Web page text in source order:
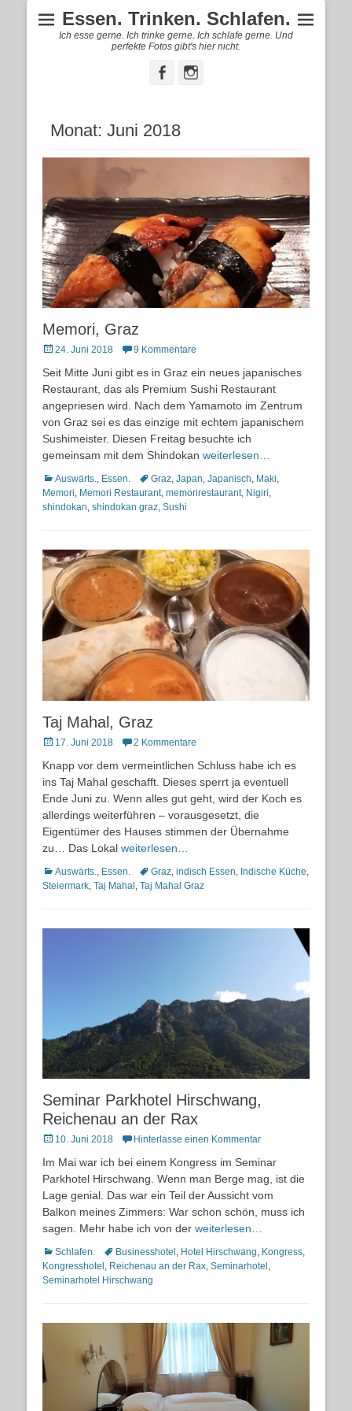
Essen. Trinken. Schlafen.
Ich esse gerne. Ich trinke gerne. Ich schlafe gerne. Und
perfekte Fotos gibt's hier nicht.
FacebookInstagram
Monat: Juni 2018
Memori, Graz
Posted
24. Juni 2018 9 Kommentare
Seit Mitte Juni gibt es in Graz ein neues japanisches
Restaurant, das als Premium Sushi Restaurant
angepriesen wird. Nach dem Yamamoto im Zentrum
von Graz sei es das einzige mit echtem japanischem
Sushimeister. Diesen Freitag besuchte ich
gemeinsam mit dem Shindokan weiterlesen…
Kategorien
Auswärts., Essen. Schlagworte
Graz, Japan, Japanisch, Maki,
Memori, Memori Restaurant, memorirestaurant, Nigiri,
shindokan, shindokan graz, Sushi
Taj Mahal, Graz
Posted17. Juni 2018 2 Kommentare
Knapp vor dem vermeintlichen Schluss habe ich es
ins Taj Mahal geschafft. Dieses sperrt ja eventuell
Ende Juni zu. Wenn alles gut geht, wird der Koch es
allerdings weiterführen – vorausgesetzt, die
Eigentümer des Hauses stimmen der Übernahme
zu… Das Lokal weiterlesen…
Kategorien
Auswärts. Essen. Schlagworte
Graz indisch Essen Indische Küche
Steiermark Taj Mahal Taj Mahal Graz
Seminar Parkhotel Hirschwang,
Reichenau an der Rax
Posted
10. Juni 2018 Hinterlasse einen Kommentar
Im Mai war ich bei einem Kongress im Seminar
Parkhotel Hirschwang. Wenn man Berge mag, ist die
Lage genial. Das war ein Teil der Aussicht vom
Balkon meines Zimmers: War schon schön, muss ich
sagen. Mehr habe ich von der weiterlesen…
Kategorien
Schlafen. Schlagworte
Businesshotel , Hotel Hirschwang, Kongress,
Kongresshotel , Reichenau an der Rax, Seminarhotel ,
Seminarhotel Hirschwang